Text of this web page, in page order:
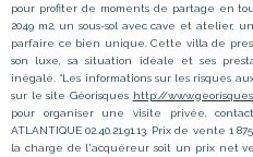
pour profiter de moments de partage en
2049 m2, un sous-sol avec cave et atelier,
parfaire ce bien unique. Cette villa de
son luxe, sa situation idéale et ses
inégalé. “Les informations sur les risques
sur le site Géorisques http://
pour organiser une visite privée,
ATLANTIQUE 02.40.21.91.13. Prix de vente 1
la charge de l'acquéreur soit un prix net